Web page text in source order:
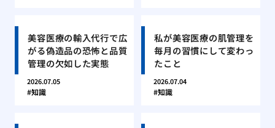
美容医療の輸入代行で広
がる偽造品の恐怖と品質
管理の欠如した実態
2026.07.05
知識
私が美容医療の肌管理を
毎月の習慣にして変わっ
たこと
2026.07.04
知識